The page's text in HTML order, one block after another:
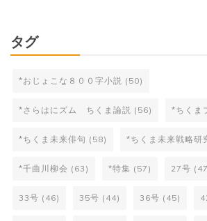
タグ
*おじょこな８００字小説 (50)
*さらはにズム ちくま論説 (56) *ちくま
*ちくま未来俳句 (58) *ちくま未来戦略研
*千曲川柳会 (63) *特集 (57) 27号
33号 (46) 35号 (44) 36号 (45)